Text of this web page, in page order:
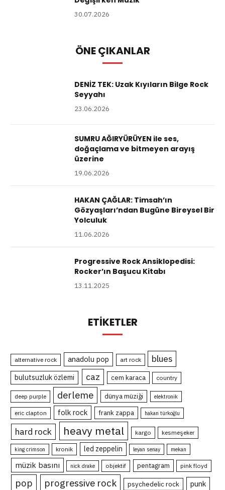
30.07.2026
ÖNE ÇIKANLAR
DENİZ TEK: Uzak Kıyıların Bilge Rock
Seyyahı
23.06.2026
SUMRU AĞIRYÜRÜYEN ile ses,
doğaçlama ve bitmeyen arayış
üzerine
19.06.2026
HAKAN ÇAĞLAR: Timsah’ın
Gözyaşları’ndan Bugüne Bireysel Bir
Yolculuk
11.06.2026
Progressive Rock Ansiklopedisi:
Rocker’ın Başucu Kitabı
13.11.2025
ETIKETLER
alternative rock anadolu pop art rock blues
bulutsuzluk özlemi caz cem karaca country
deep purple derleme dünya müziği elektronik
eric clapton folk rock frank zappa hakan türkoğlu
hard rock heavy metal kargo kesmeşeker
king crimson kronik led zeppelin leyan senay mekan
müzik basını nick drake objektif pentagram pink floyd
pop progressive rock psychedelic rock punk